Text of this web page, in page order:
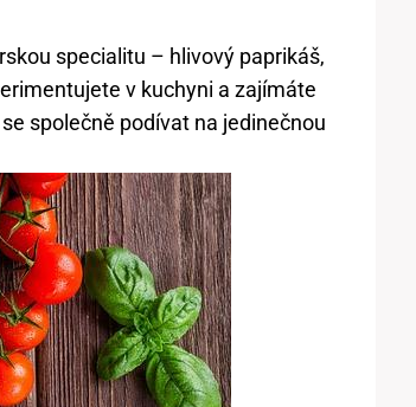
specialitu – hlivový paprikáš,
v kuchyni a zajímáte
společně podívat na jedinečnou